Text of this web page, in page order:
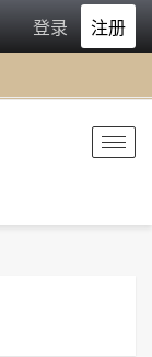
登录 注册